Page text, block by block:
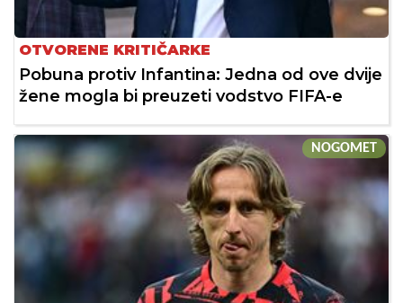
OTVORENE KRITIČARKE
Pobuna protiv Infantina: Jedna od ove dvije
žene mogla bi preuzeti vodstvo FIFA-e
NOGOMET